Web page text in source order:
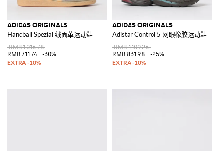
ADIDAS ORIGINALS
Handball Spezial 绒面革运动鞋
RMB 1,016.78
RMB 711.74
-30%
ADIDAS ORIGINALS
Adistar Control 5 网眼橡胶运动鞋
RMB 1,109.26
RMB 831.98
-25%